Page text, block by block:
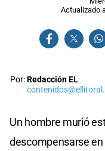
Actualizado
Por:Redacción EL
Un hombre murió
descompensarse